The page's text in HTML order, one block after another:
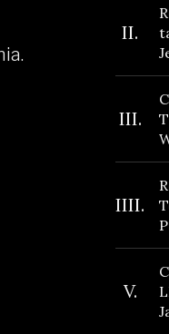
II.
III.
IIII.
V.